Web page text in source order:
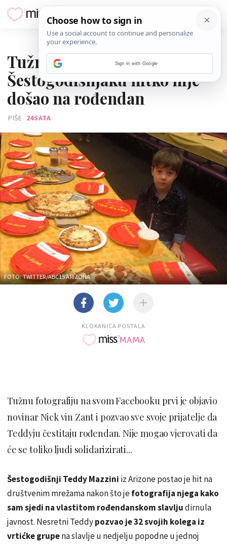
Tužna priča:
Šestogodišnjaku nitko nije
došao na rođendan
PIŠE 24SATA
FOTO: TWITTER/ABC15 ARIZONA
KLOKANICA POSTALA
Tužnu fotografiju na svom Facebooku prvi je objavio
novinar Nick vin Zant i pozvao sve svoje prijatelje da
Teddyju čestitaju rođendan. Nije mogao vjerovati da
će se toliko ljudi solidarizirati...
Šestogodišnji Teddy Mazzini iz Arizone postao je hit na
društvenim mrežama nakon što jefotografija njega kako
sam sjedi na vlastitom rođendanskom slavljudirnula
javnost. Nesretni Teddypozvao je 32 svojih kolega iz
vrtićke grupena slavlje u nedjelju popodne u jednoj
Sign in with Google